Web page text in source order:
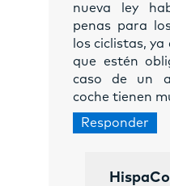
nueva ley
penas para
los ciclistas,
que estén
caso de un
coche tienen
Responder